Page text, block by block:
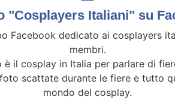
"Cosplayers Italiani" su
Facebook dedicato ai cosplayers
membri.
è il cosplay in Italia per parlare di
scattate durante le fiere e tutto
mondo del cosplay.